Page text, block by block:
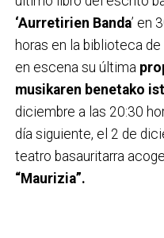
‘Aurretirien Banda’ en
horas en la biblioteca
en escena su última
musikaren benetako
diciembre a las 20:30
día siguiente, el 2 de
teatro basauritarra
“Maurizia”.